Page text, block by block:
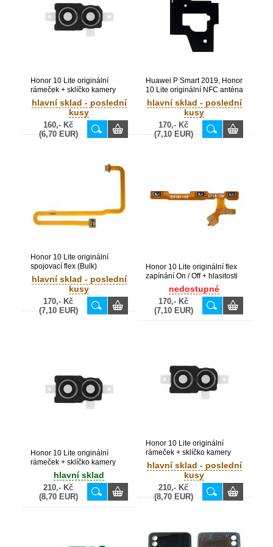
Honor 10 Lite originální
rámeček + sklíčko kamery
Black / černé (Bulk)
hlavní sklad - poslední
kusy
160,- Kč
(6,70 EUR)
Huawei P Smart 2019, Honor
10 Lite originální NFC anténa
(Service Pack) - 27162765
hlavní sklad - poslední
kusy
170,- Kč
(7,10 EUR)
Honor 10 Lite originální
spojovací flex (Bulk)
hlavní sklad - poslední
kusy
170,- Kč
(7,10 EUR)
Honor 10 Lite originální flex
zapínání On / Off + hlasitosti
nedostupné
170,- Kč
(7,10 EUR)
Honor 10 Lite originální
rámeček + sklíčko kamery
Blue / modré (Bulk)
hlavní sklad
210,- Kč
(8,70 EUR)
Honor 10 Lite originální
rámeček + sklíčko kamery
Pink / růžové (Bulk)
hlavní sklad - poslední
kusy
210,- Kč
(8,70 EUR)